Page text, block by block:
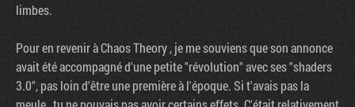
limbes.
Pour en revenir à Chaos Theory , je me souviens que son annonce
avait été accompagné d'une petite "révolution" avec ses "shaders
3.0", pas loin d'être une première à l'époque. Si t'avais pas la